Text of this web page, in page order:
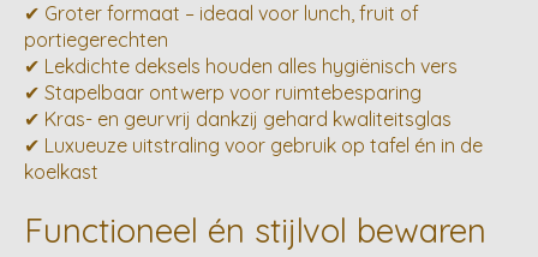
✔ Groter formaat – ideaal voor lunch, fruit of
portiegerechten
✔ Lekdichte deksels houden alles hygiënisch vers
✔ Stapelbaar ontwerp voor ruimtebesparing
✔ Kras- en geurvrij dankzij gehard kwaliteitsglas
✔ Luxueuze uitstraling voor gebruik op tafel én in de
koelkast
Functioneel én stijlvol bewaren